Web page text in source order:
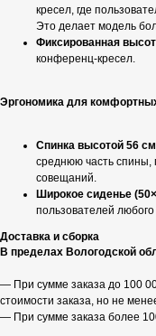
кресел, где
Это делает модель
Фиксированная
конференц-кресел.
Эргономика для
Спинка высотой 56 см
среднюю часть спины,
совещаний.
Широкое сиденье
пользователей
Доставка и сборка
В пределах Вологодской
— При сумме заказа до 100
стоимости заказа, но не
— При сумме заказа более